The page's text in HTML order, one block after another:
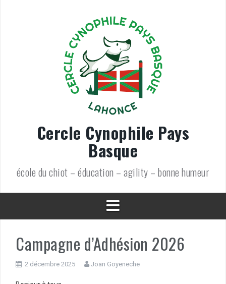
Cercle Cynophile Pays
Basque
école du chiot – éducation – agility – bonne humeur
Campagne d’Adhésion 2026
2 décembre 2025 Joan Goyeneche